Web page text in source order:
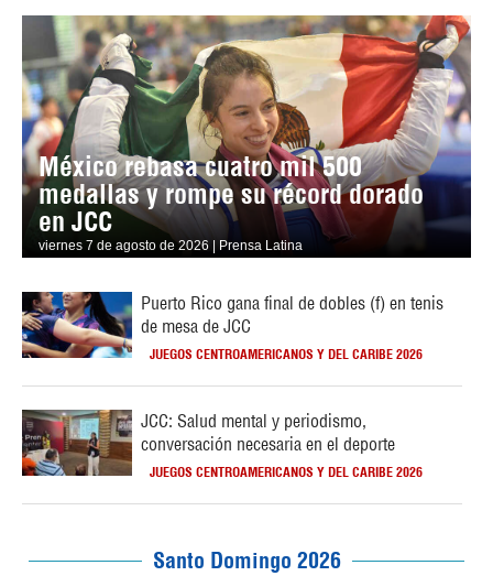
México rebasa cuatro mil 500
medallas y rompe su récord dorado
en JCC
viernes 7 de agosto de 2026 | Prensa Latina
Puerto Rico gana final de dobles (f) en tenis
de mesa de JCC
JUEGOS CENTROAMERICANOS Y DEL CARIBE 2026
JCC: Salud mental y periodismo,
conversación necesaria en el deporte
JUEGOS CENTROAMERICANOS Y DEL CARIBE 2026
Santo Domingo 2026